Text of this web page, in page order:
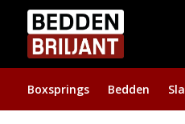
Boxsprings Bedden